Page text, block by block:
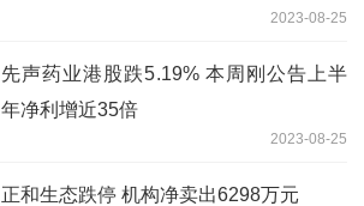
2023-08-25
先声药业港股跌5.19% 本周刚公告上半
年净利增近35倍
2023-08-25
正和生态跌停 机构净卖出6298万元